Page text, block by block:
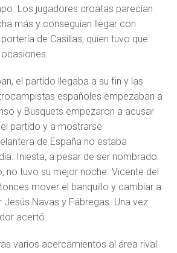
Los jugadores croatas parecían
más y conseguían llegar con
de Casillas, quien tuvo que
ocasiones.
el partido llegaba a su fin y las
españoles empezaban a
y Busquets empezaron a acusar
partido y a mostrarse
de España no estaba
Iniesta, a pesar de ser nombrado
no tuvo su mejor noche. Vicente del
mover el banquillo y cambiar a
Jesús Navas y Fábregas. Una vez
acertó.
varios acercamientos al área rival